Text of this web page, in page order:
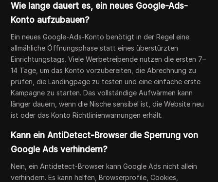
Wie lange dauert es, ein neues Google-Ads-
Konto aufzubauen?
Ein neues Google-Ads-Konto benötigt in der Regel eine
allmähliche Öffnungsphase statt eines überstürzten
Einrichtungstags. Viele Werbetreibende nutzen die ersten 7–
14 Tage, um das Konto vorzubereiten, die Abrechnung zu
prüfen, die Landingpage zu testen und eine einfache erste
Kampagne zu starten. Das vollständige Aufwärmen kann
länger dauern, wenn die Nische sensibel ist, die Website neu
ist oder das Konto Richtlinienwarnungen erhält.
Kann ein AntiDetect-Browser die Sperrung von
Google Ads verhindern?
Nein, ein Antidetect-Browser kann Google Ads nicht allein
verhindern. Es kann helfen, Browserprofile, Cookies,